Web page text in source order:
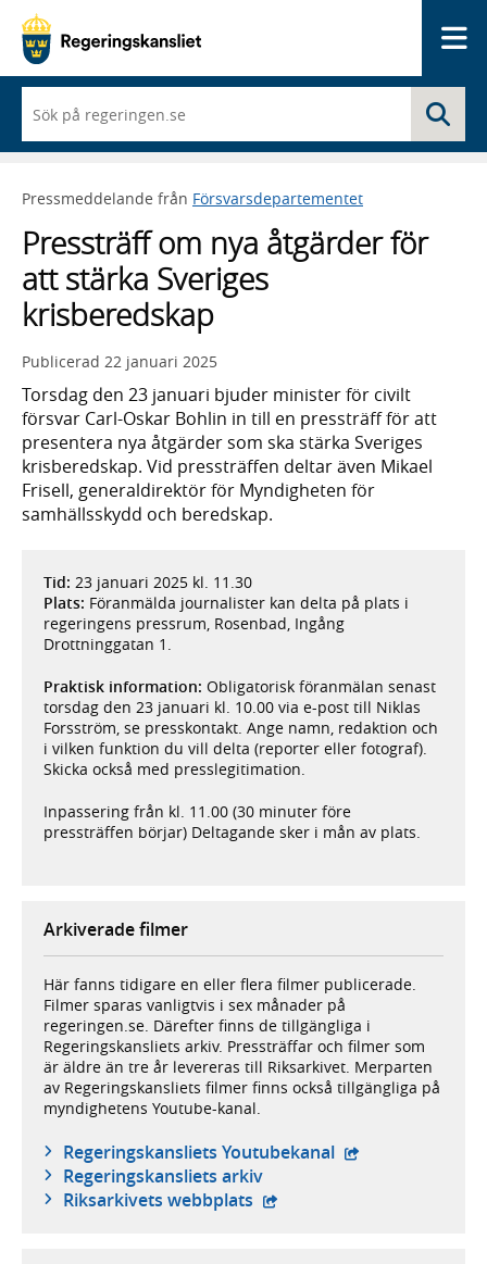
du
börjar
skriva
framträder
lista
med
sökförslag
Pressmeddelande från Försvarsdepartementet
Pressträff om nya åtgärder för
att stärka Sveriges
krisberedskap
Publicerad 22 januari 2025
Torsdag den 23 januari bjuder minister för civilt
försvar Carl-Oskar Bohlin in till en pressträff för att
presentera nya åtgärder som ska stärka Sveriges
krisberedskap. Vid pressträffen deltar även Mikael
Frisell, generaldirektör för Myndigheten för
samhällsskydd och beredskap.
Tid: 23 januari 2025 kl. 11.30
Plats: Föranmälda journalister kan delta på plats i
regeringens pressrum, Rosenbad, Ingång
Drottninggatan 1.
Praktisk information: Obligatorisk föranmälan senast
torsdag den 23 januari kl. 10.00 via e-post till Niklas
Forsström, se presskontakt. Ange namn, redaktion och
i vilken funktion du vill delta (reporter eller fotograf).
Skicka också med presslegitimation.
Inpassering från kl. 11.00 (30 minuter före
pressträffen börjar) Deltagande sker i mån av plats.
Arkiverade filmer
Här fanns tidigare en eller flera filmer publicerade.
Filmer sparas vanligtvis i sex månader på
regeringen.se. Därefter finns de tillgängliga i
Regeringskansliets arkiv. Pressträffar och filmer som
är äldre än tre år levereras till Riksarkivet. Merparten
av Regeringskansliets filmer finns också tillgängliga på
myndighetens Youtube-kanal.
Regeringskansliets Youtubekanal - extern
Regeringskansliets arkiv
Riksarkivets webbplats - extern webbplats,